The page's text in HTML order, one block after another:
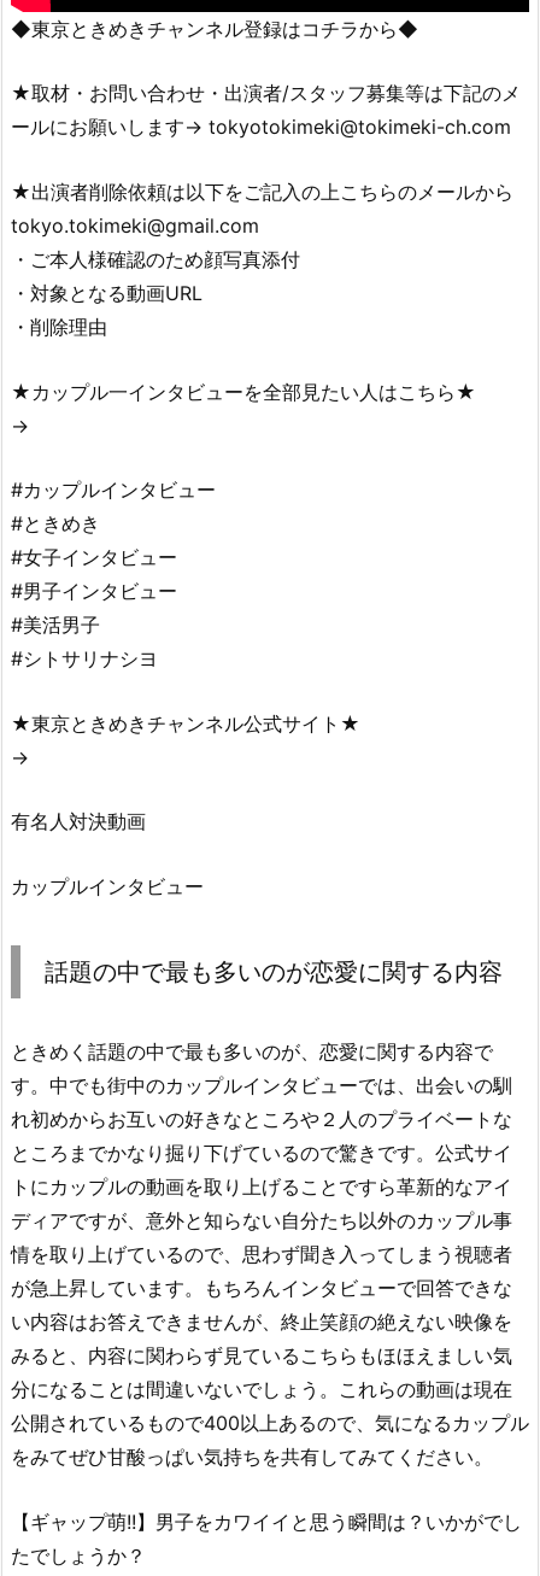
◆東京ときめきチャンネル登録はコチラから◆
★取材・お問い合わせ・出演者/スタッフ募集等は下記のメ
ールにお願いします→ tokyotokimeki@tokimeki-ch.com
★出演者削除依頼は以下をご記入の上こちらのメールから
tokyo.tokimeki@gmail.com
・ご本人様確認のため顔写真添付
・対象となる動画URL
・削除理由
★カップル一インタビューを全部見たい人はこちら★
→
#カップルインタビュー
#ときめき
#女子インタビュー
#男子インタビュー
#美活男子
#シトサリナシヨ
★東京ときめきチャンネル公式サイト★
→
有名人対決動画
カップルインタビュー
話題の中で最も多いのが恋愛に関する内容
ときめく話題の中で最も多いのが、恋愛に関する内容で
す。中でも街中のカップルインタビューでは、出会いの馴
れ初めからお互いの好きなところや２人のプライベートな
ところまでかなり掘り下げているので驚きです。公式サイ
トにカップルの動画を取り上げることですら革新的なアイ
ディアですが、意外と知らない自分たち以外のカップル事
情を取り上げているので、思わず聞き入ってしまう視聴者
が急上昇しています。もちろんインタビューで回答できな
い内容はお答えできませんが、終止笑顔の絶えない映像を
みると、内容に関わらず見ているこちらもほほえましい気
分になることは間違いないでしょう。これらの動画は現在
公開されているもので400以上あるので、気になるカップル
をみてぜひ甘酸っぱい気持ちを共有してみてください。
【ギャップ萌!!】男子をカワイイと思う瞬間は？いかがでし
たでしょうか？